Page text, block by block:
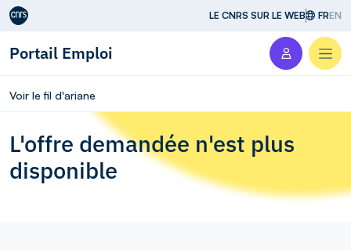
Aller au contenu LE CNRS SUR LE WEB FREN
Portail Emploi
Voir le fil d'ariane
L'offre demandée n'est plus
disponible